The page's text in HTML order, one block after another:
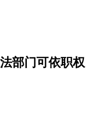
部门可依职权